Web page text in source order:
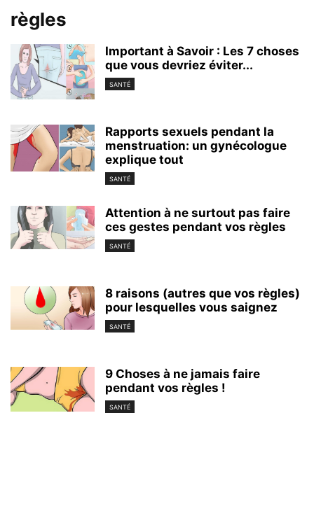
règles
Important à Savoir : Les 7 choses
que vous devriez éviter...
SANTÉ
Rapports sexuels pendant la
menstruation: un gynécologue
explique tout
SANTÉ
Attention à ne surtout pas faire
ces gestes pendant vos règles
SANTÉ
8 raisons (autres que vos règles)
pour lesquelles vous saignez
SANTÉ
9 Choses à ne jamais faire
pendant vos règles !
SANTÉ